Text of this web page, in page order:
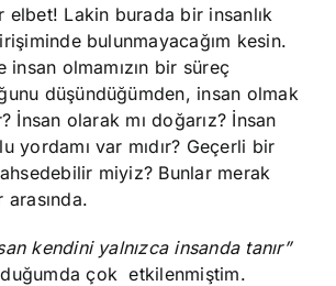
elbet! Lakin burada bir insanlık
bulunmayacağım kesin.
insan olmamızın bir süreç
düşündüğümden, insan olmak
İnsan olarak mı doğarız? İnsan
yordamı var mıdır? Geçerli bir
miyiz? Bunlar merak
kendini yalnızca insanda tanır”
çok etkilenmiştim.